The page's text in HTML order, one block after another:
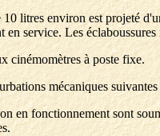
litres environ est projeté
en service. Les
cinémomètres à poste fixe.
mécaniques suivantes
en fonctionnement sont